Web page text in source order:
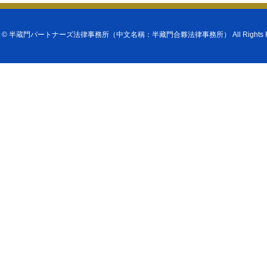
© 半蔵門パートナーズ法律事務所（中文名稱：半藏門合夥法律事務所） All Rights